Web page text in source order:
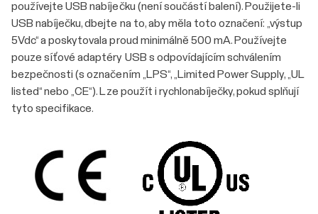
používejte USB nabíječku (není součástí balení). Použijete-li
USB nabíječku, dbejte na to, aby měla toto označení: „výstup
5Vdc“ a poskytovala proud minimálně 500 mA. Používejte
pouze síťové adaptéry USB s odpovídajícím schválením
bezpečnosti (s označením „LPS“, „Limited Power Supply, „UL
listed“ nebo „CE“). Lze použít i rychlonabíječky, pokud splňují
tyto specifikace.